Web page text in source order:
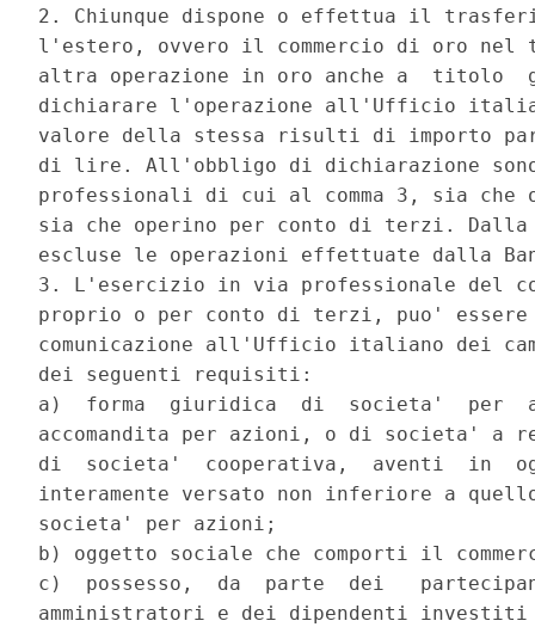
2. Chiunque dispone o effettua il
l'estero, ovvero il commercio di oro nel
altra operazione in oro anche a
dichiarare l'operazione all'Ufficio
valore della stessa risulti di importo
di lire. All'obbligo di dichiarazione
professionali di cui al comma 3, sia che
sia che operino per conto di terzi. Dalla
escluse le operazioni effettuate dalla
3. L'esercizio in via professionale del
proprio o per conto di terzi, puo' essere
comunicazione all'Ufficio italiano dei
dei seguenti requisiti:
a)  forma  giuridica  di  societa'  per
accomandita per azioni, o di societa'
di  societa'  cooperativa,  aventi  in
interamente versato non inferiore a
societa' per azioni;
b) oggetto sociale che comporti il
c)  possesso,  da  parte  dei
amministratori e dei dipendenti